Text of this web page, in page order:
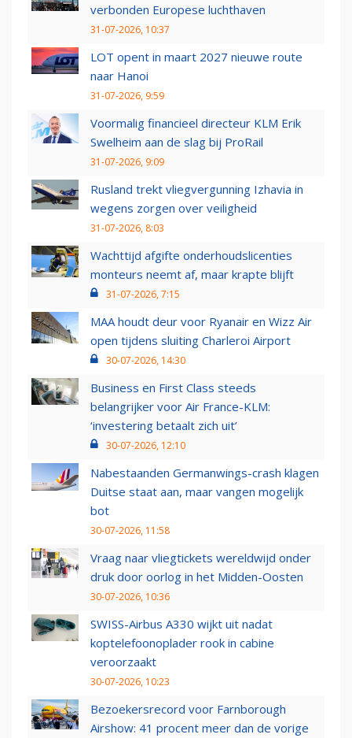
verbonden Europese luchthaven
31-07-2026, 10:37
LOT opent in maart 2027 nieuwe route
naar Hanoi
31-07-2026, 9:59
Voormalig financieel directeur KLM Erik
Swelheim aan de slag bij ProRail
31-07-2026, 9:09
Rusland trekt vliegvergunning Izhavia in
wegens zorgen over veiligheid
31-07-2026, 8:03
Wachttijd afgifte onderhoudslicenties
monteurs neemt af, maar krapte blijft
31-07-2026, 7:15
MAA houdt deur voor Ryanair en Wizz Air
open tijdens sluiting Charleroi Airport
30-07-2026, 14:30
Business en First Class steeds
belangrijker voor Air France-KLM:
‘investering betaalt zich uit’
30-07-2026, 12:10
Nabestaanden Germanwings-crash klagen
Duitse staat aan, maar vangen mogelijk
bot
30-07-2026, 11:58
Vraag naar vliegtickets wereldwijd onder
druk door oorlog in het Midden-Oosten
30-07-2026, 10:36
SWISS-Airbus A330 wijkt uit nadat
koptelefoonoplader rook in cabine
veroorzaakt
30-07-2026, 10:23
Bezoekersrecord voor Farnborough
Airshow: 41 procent meer dan de vorige